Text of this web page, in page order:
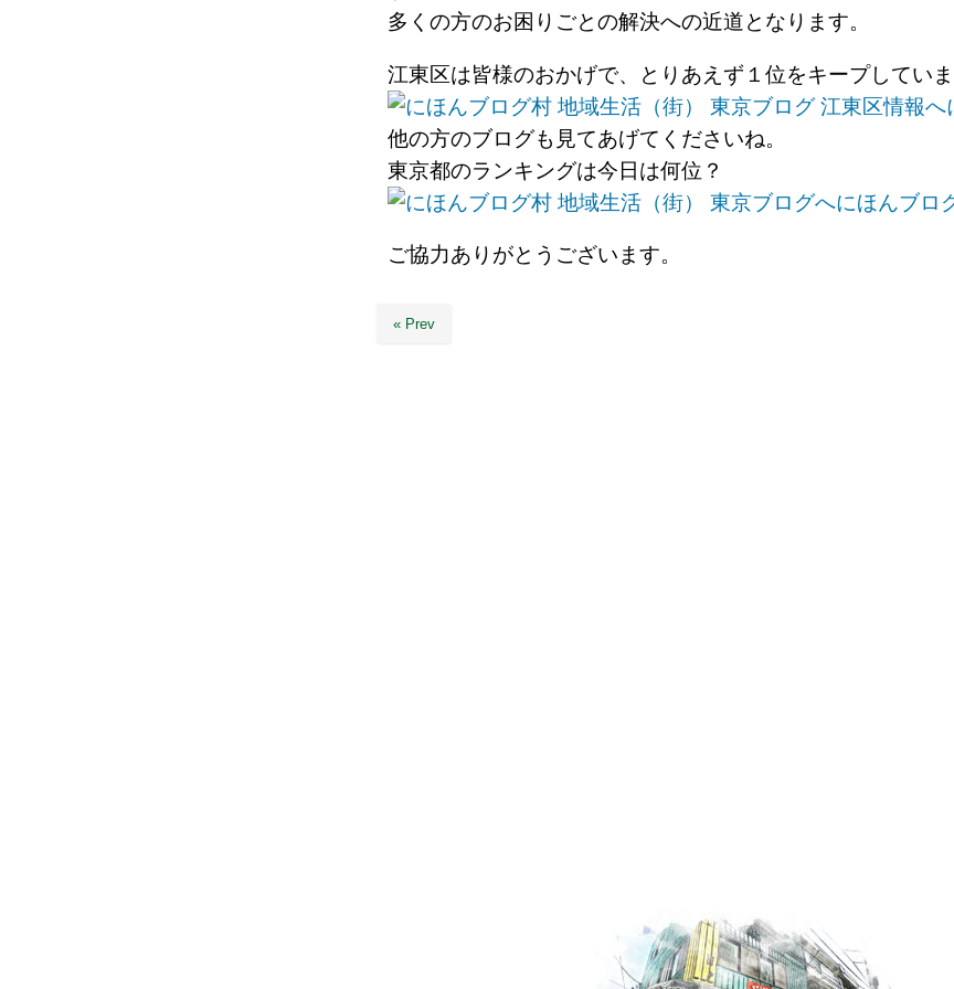
多くの方のお困りごとの解決への近道となります。
江東区は皆様のおかげで、とりあえず１位をキープしていま
他の方のブログも見てあげてくださいね。
東京都のランキングは今日は何位？
にほんブロ
ご協力ありがとうございます。
« Prev